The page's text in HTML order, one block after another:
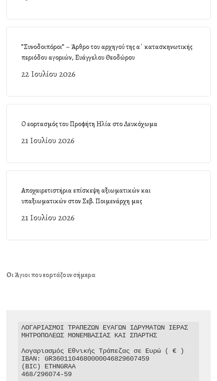
”Συνοδοιπόροι” – Άρθρο του αρχηγού της α΄ κατασκηνωτικής
περιόδου αγοριών, Ευάγγελου Θεοδώρου
22 Ιουλίου 2026
Ο εορτασμός του Προφήτη Ηλία στο Λευκόχωμα
21 Ιουλίου 2026
Αποχαιρετιστήρια επίσκεψη αξιωματικών και
υπαξιωματικών στον Σεβ. Ποιμενάρχη μας
21 Ιουλίου 2026
Οι Άγιοι που εορτάζουν σήμερα
ΛΟΓΑΡΙΑΣΜΟΙ ΤΡΑΠΕΖΩΝ ΕΥΑΓΩΝ ΙΔΡΥΜΑΤΩΝ ΙΕΡΑΣ
ΜΗΤΡΟΠΟΛΕΩΣ ΜΟΝΕΜΒΑΣΙΑΣ ΚΑΙ ΣΠΑΡΤΗΣ
Λογαριασμός Εθνικής Τράπεζας σε Ευρώ ( € )
IBAN: GR3601104680000046829607459
(BIC) ETHNGRAA
468/296074-59